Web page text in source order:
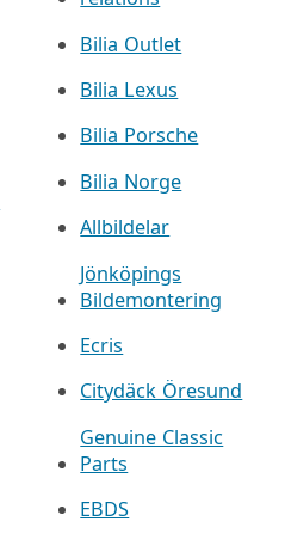
Bilia Outlet
Bilia Lexus
Bilia Porsche
Bilia Norge
Allbildelar
Jönköpings
Bildemontering
Ecris
Citydäck Öresund
Genuine Classic
Parts
EBDS